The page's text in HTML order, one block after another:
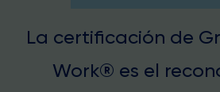
La certificación de
Work® es el